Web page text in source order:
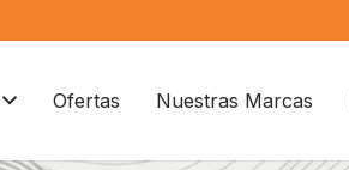
Ofertas Nuestras Marcas